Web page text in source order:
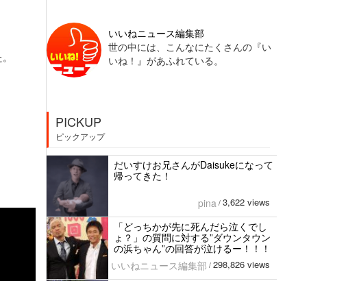
いいねニュース編集部
世の中には、こんなにたくさんの『い
いね！』があふれている。
PICKUP
ピックアップ
だいすけお兄さんがDaisukeになって
帰ってきた！
pina / 3,622 views
「どっちかが先に死んだら泣くでし
ょ？」の質問に対する”ダウンタウン
の浜ちゃん”の回答が泣けるー！！！
いいねニュース編集部 / 298,826 views